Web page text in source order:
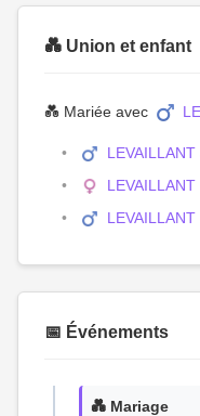
💑 Union et enfant
💑 Mariée avec
📅 Événements
💑 Mariage